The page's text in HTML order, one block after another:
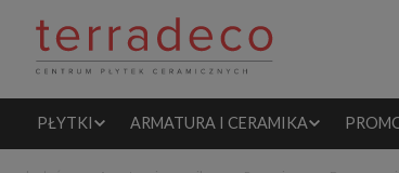
PŁYTKI ARMATURA I CERAMIKA